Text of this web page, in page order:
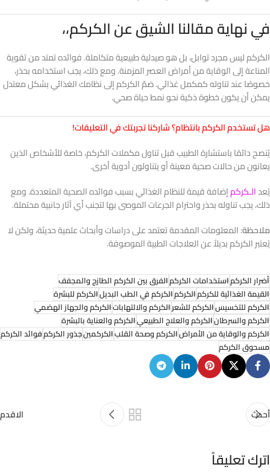
في نهاية مقالنا الشيق عن الكركم،،
الكركم ليس مجرد توابل، بل هو صيدلية طبيعية متكاملة. فوائده تمتد من تقوية
المناعة إلى الوقاية من أمراض العصر المزمنة. ومع ذلك، يجب استخدامه بحذر،
خصوصًا عند تناوله كمكمل غذائي. ضمّ الكركم إلى نظامك الغذائي بشكل معتدل
يمكن أن يكون خطوة ذكية نحو نمط حياة صحي.
هل تستخدم الكركم بانتظام؟ شاركنا تجربتك في التعليقات!
يُنصح دائمًا باستشارة الطبيب قبل تناول مكملات الكركم، خاصة للأشخاص الذين
يعانون من حالات صحية معينة أو يتناولون أدوية أخرى.
يُعدالـكركمإضافة قيمة للنظام الغذائي بسبب فوائده الصحية المتعددة.ومع
ذلك، يجب تناوله بحذر واحترام الجرعات الموصى بها لتجنب أي آثار جانبية محتملة.
ملاحظة:المعلومات المقدمة تعتمد على دراسات وأبحاث علمية حديثة، ولكن لا
يُعتبر الكركم بديلاً عن العلاجات الطبية الموصوفة.
أضرار الكركماستخدامات الكركمالفرق بين الكركم الطازج والمجفف
القيمة الغذائية للكركمالكركمالكركم في الطب البديلالكركم للبشرة
الكركم للتخسيسالكركم للشعرالكركم والالتهاباتالكركم والجهاز الهضمي
الكركم والسرطانالكركم والعلاج الطبيعيالكركم والعناية بالبشرة
الكركم والوقاية من الأمراضالكركم وصحة القلبالكركمينجذور الكركمفوائد الكركم
مسحوق الكركم
أحدث الاقدم
اترك تعليقاً